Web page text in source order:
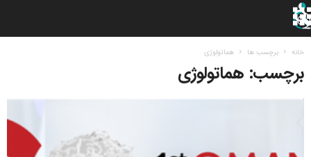
خانه برچسب ها هماتولوژی
برچسب: هماتولوژی